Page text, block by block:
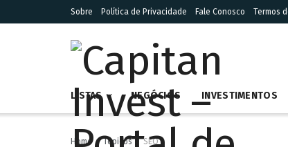
Sobre Política de Privacidade Fale Conosco Termos
LISTAS NEGÓCIOS INVESTIMENTOS
Home Tópicos SEO